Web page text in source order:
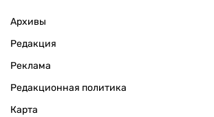
Архивы
Редакция
Реклама
Редакционная политика
Карта